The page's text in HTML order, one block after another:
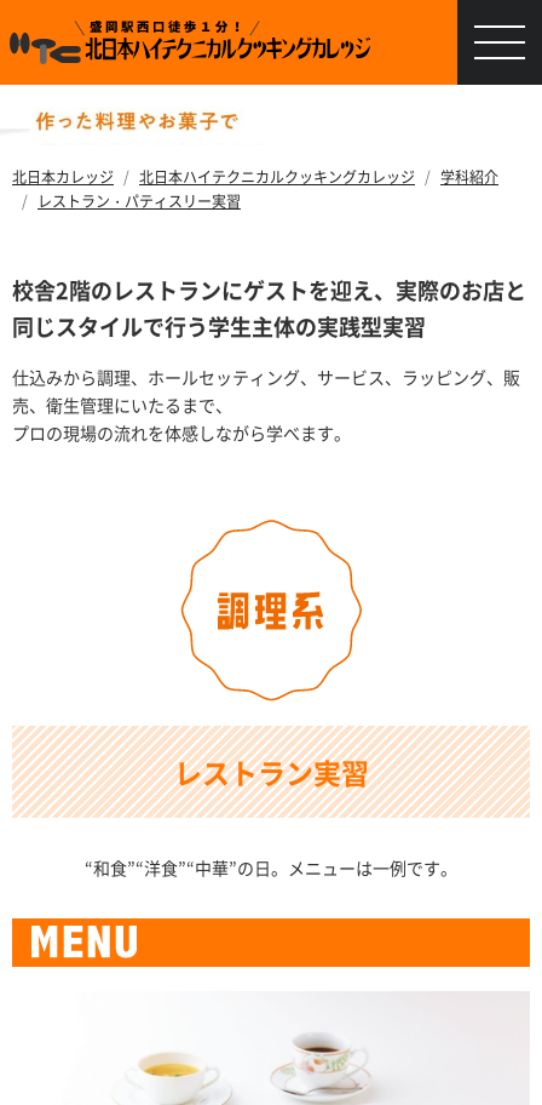
北日本カレッジ 北日本ハイテクニカルクッキングカレッジ
学科紹介
レストラン・パティスリー実習
校舎2階のレストランにゲストを迎え、実際のお店と
同じスタイルで行う学生主体の実践型実習
仕込みから調理、ホールセッティング、サービス、ラッピング、販
売、衛生管理にいたるまで、
プロの現場の流れを体感しながら学べます。
レストラン実習
“和食”“洋食”“中華”の日。メニューは一例です。